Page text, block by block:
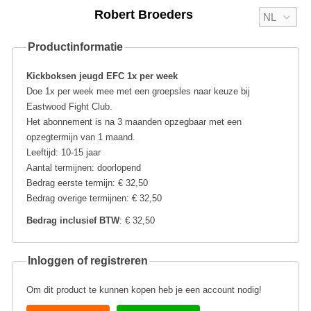
Robert Broeders
Productinformatie
Kickboksen jeugd EFC 1x per week
Doe 1x per week mee met een groepsles naar keuze bij
Eastwood Fight Club.
Het abonnement is na 3 maanden opzegbaar met een
opzegtermijn van 1 maand.
Leeftijd: 10-15 jaar
Aantal termijnen: doorlopend
Bedrag eerste termijn: € 32,50
Bedrag overige termijnen: € 32,50
Bedrag inclusief BTW : € 32,50
Inloggen of registreren
Om dit product te kunnen kopen heb je een account nodig!